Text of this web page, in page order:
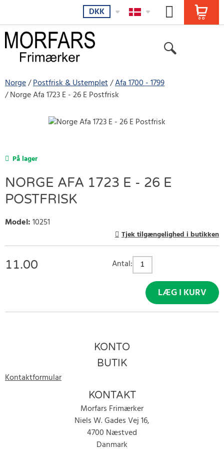
DKK
Norge Postfrisk & Ustemplet Afa 1700 - 1799
Norge Afa 1723 E - 26 E Postfrisk
På lager
NORGE AFA 1723 E - 26 E
POSTFRISK
Model:10251
Tjek tilgængelighed i butikken
11.00 Antal:
LÆG I KURV
KONTO
BUTIK
Kontaktformular
KONTAKT
Morfars Frimærker
Niels W. Gades Vej 16,
4700 Næstved
Danmark